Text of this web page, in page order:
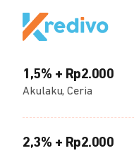
1,5% + Rp2.000
Akulaku, Ceria
2,3% + Rp2.000